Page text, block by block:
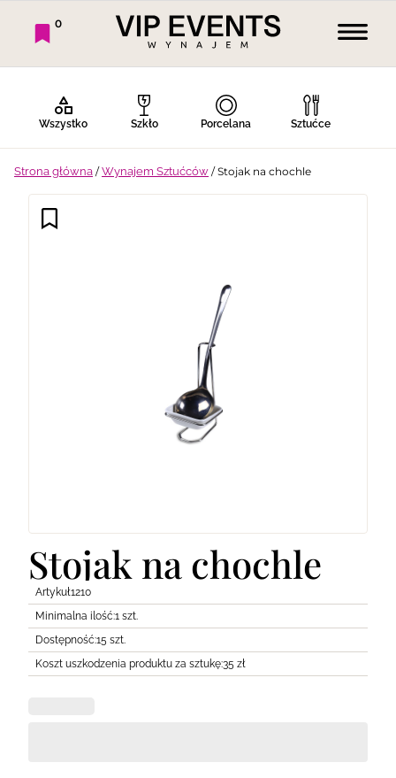
0
Wszystko Szkło Porcelana Sztućce
Pozostałe
Strona główna /Wynajem Sztućców / Stojak na chochle
Stojak na chochle
Artykuł1210
Minimalna ilość:1 szt.
Dostępność:15 szt.
Koszt uszkodzenia produktu za sztukę:35 zł